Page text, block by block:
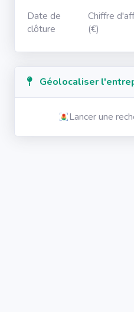
Date de
clôture
Chiffre
(€)
Géolocaliser
Lancer une